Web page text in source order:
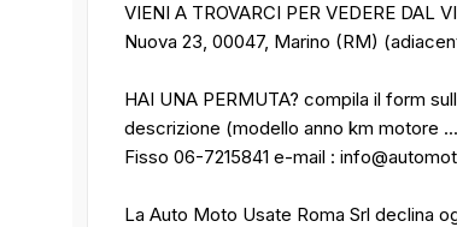
VIENI A TROVARCI PER VEDERE DAL
Nuova 23, 00047, Marino (RM)
HAI UNA PERMUTA? compila il form
descrizione (modello anno km motore
Fisso 06-7215841 e-mail :
La Auto Moto Usate Roma Srl declina